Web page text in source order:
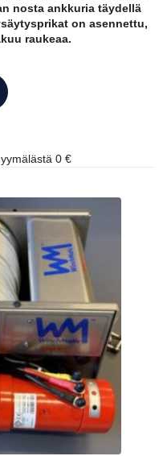
nosta ankkuria täydellä
on asennettu,
raukeaa.
0 €